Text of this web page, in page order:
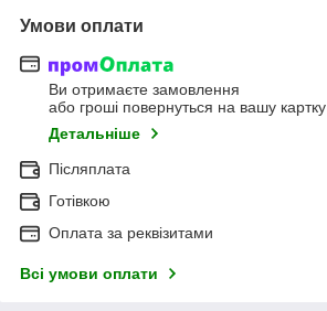
Умови оплати
Ви отримаєте замовлення
або гроші повернуться на вашу картку
Детальніше
Післяплата
Готівкою
Оплата за реквізитами
Всі умови оплати